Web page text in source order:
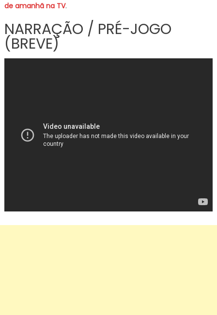
de amanhã na TV.
NARRAÇÃO / PRÉ-JOGO
(BREVE)